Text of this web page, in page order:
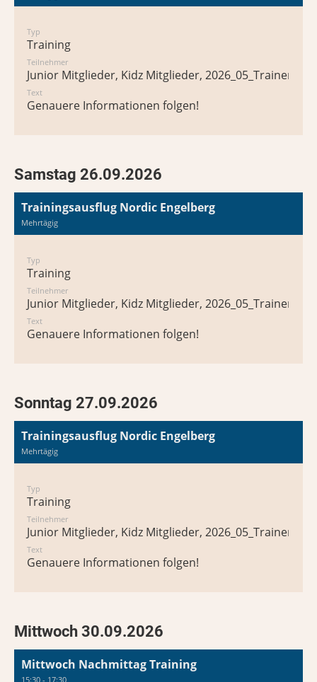
Typ
Training
Teilnehmer
Junior Mitglieder, Kidz Mitglieder,
Text
Genauere Informationen folgen!
Samstag 26.09.2026
Trainingsausflug Nordic Engelberg
Mehrtägig
Typ
Training
Teilnehmer
Junior Mitglieder, Kidz Mitglieder,
Text
Genauere Informationen folgen!
Sonntag 27.09.2026
Trainingsausflug Nordic Engelberg
Mehrtägig
Typ
Training
Teilnehmer
Junior Mitglieder, Kidz Mitglieder,
Text
Genauere Informationen folgen!
Mittwoch 30.09.2026
Mittwoch Nachmittag Training
15:30 - 17:30